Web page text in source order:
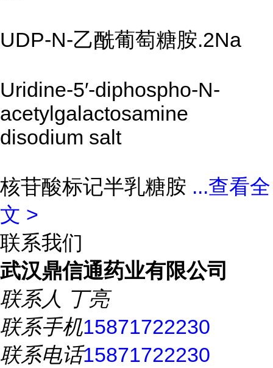
UDP-N-乙酰葡萄糖胺.2Na
Uridine-5′-diphospho-N-
acetylgalactosamine
disodium salt
核苷酸标记半乳糖胺 ...查看全
文 >
联系我们
武汉鼎信通药业有限公司
联系人 丁亮
联系手机15871722230
联系电话15871722230